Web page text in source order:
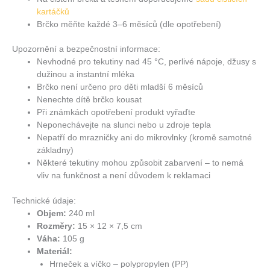
kartáčků
Brčko měňte každé 3–6 měsíců (dle opotřebení)
Upozornění a bezpečnostní informace:
Nevhodné pro tekutiny nad 45 °C, perlivé nápoje, džusy s
dužinou a instantní mléka
Brčko není určeno pro děti mladší 6 měsíců
Nenechte dítě brčko kousat
Při známkách opotřebení produkt vyřaďte
Neponechávejte na slunci nebo u zdroje tepla
Nepatří do mrazničky ani do mikrovlnky (kromě samotné
základny)
Některé tekutiny mohou způsobit zabarvení – to nemá
vliv na funkčnost a není důvodem k reklamaci
Technické údaje:
Objem: 240 ml
Rozměry: 15 × 12 × 7,5 cm
Váha: 105 g
Materiál:
Hrneček a víčko – polypropylen (PP)